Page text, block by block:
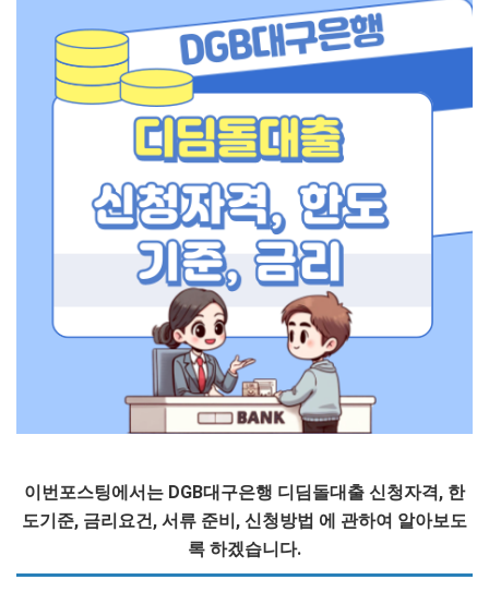
이번포스팅에서는 DGB대구은행 디딤돌대출 신청자격, 한
도기준, 금리요건, 서류 준비, 신청방법 에 관하여 알아보도
록 하겠습니다.